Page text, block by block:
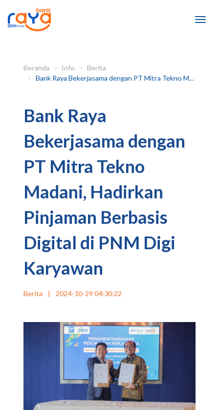
Beranda Info
Berita
Bank Raya Bekerjasama dengan PT Mitra Tekno Madani, Hadirkan Pinjaman Berbasis Digital di PNM Digi Karyawan
Bank Raya
Bekerjasama dengan
PT Mitra Tekno
Madani, Hadirkan
Pinjaman Berbasis
Digital di PNM Digi
Karyawan
Berita | 2024-10-29 04:30:22